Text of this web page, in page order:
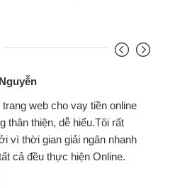
web cho vay tiền online
thân thiện, dễ hiểu.Tôi rất
vì thời gian giải ngân nhanh
cả đều thực hiện Online.